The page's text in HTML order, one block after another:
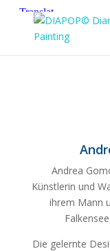
Andrea
Künstlerin und
ihrem Mann
Die gelernte